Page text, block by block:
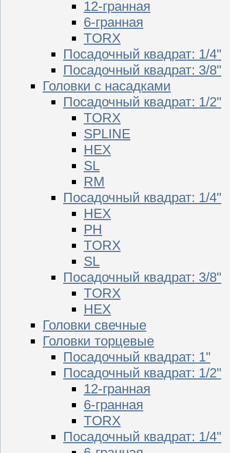
12-гранная
6-гранная
TORX
Посадочный квадрат: 1/4"
Посадочный квадрат: 3/8"
Головки с насадками
Посадочный квадрат: 1/2"
TORX
SPLINE
HEX
SL
RM
Посадочный квадрат: 1/4"
HEX
PH
TORX
SL
Посадочный квадрат: 3/8"
TORX
HEX
Головки свечные
Головки торцевые
Посадочный квадрат: 1"
Посадочный квадрат: 1/2"
12-гранная
6-гранная
TORX
Посадочный квадрат: 1/4"